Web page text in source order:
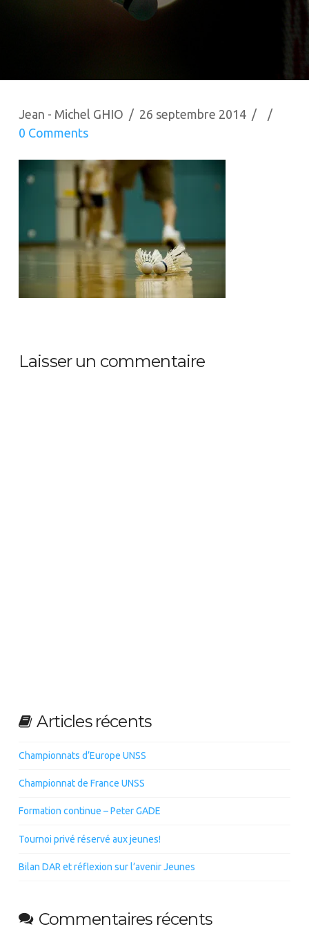
Jean - Michel GHIO
26 septembre 2014
0 Comments
Laisser un commentaire
Articles récents
Championnats d’Europe UNSS
Championnat de France UNSS
Formation continue – Peter GADE
Tournoi privé réservé aux jeunes!
Bilan DAR et réflexion sur l’avenir Jeunes
Commentaires récents